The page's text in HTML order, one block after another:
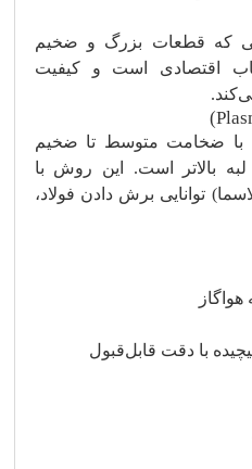
که قطعات بزرگ و ضخیم
اقتصادی است و کیفیت
با ضخامت متوسط تا ضخیم
بالاتر است. این روش با
توانایی برش دادن فولاد،
با دقت قابل‌قبول